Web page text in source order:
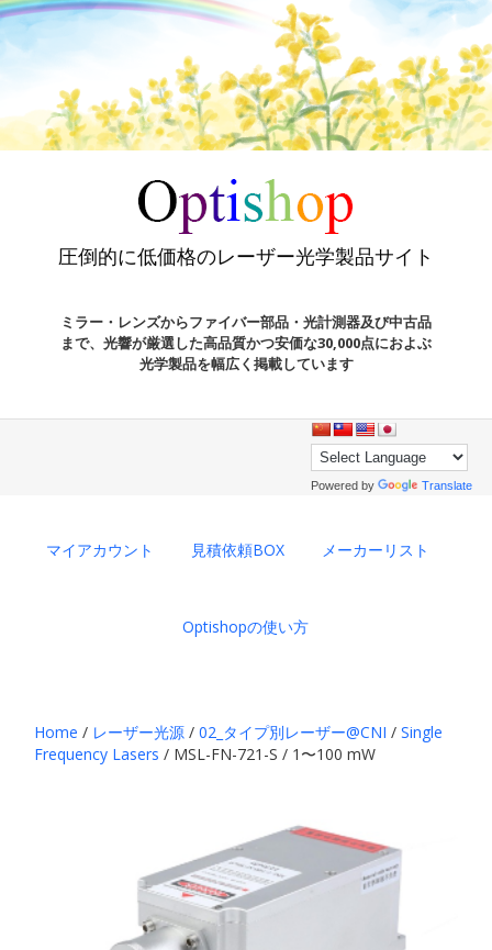
圧倒的に低価格のレーザー光学製品サイト
ミラー・レンズからファイバー部品・光計測器及び中古品
まで、光響が厳選した高品質かつ安価な30,000点におよぶ
光学製品を幅広く掲載しています
Powered by Translate
マイアカウント 見積依頼BOX メーカーリスト
Optishopの使い方
Home / レーザー光源 /02_タイプ別レーザー@CNI /Single
Frequency Lasers / MSL-FN-721-S / 1〜100 mW